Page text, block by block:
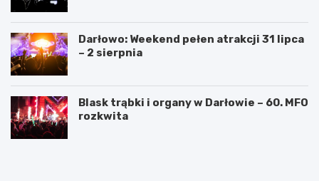
Darłowo: Weekend pełen atrakcji 31 lipca
– 2 sierpnia
Blask trąbki i organy w Darłowie – 60. MFO
rozkwita